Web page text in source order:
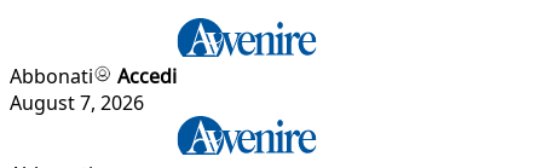
Abbonati
Accedi
August 7, 2026